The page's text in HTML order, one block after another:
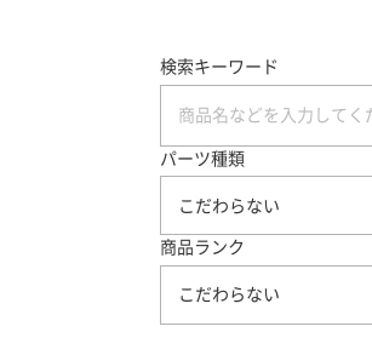
検索キーワード
パーツ種類
こだわらない
商品ランク
こだわらない